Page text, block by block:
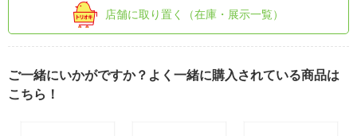
店舗に取り置く（在庫・展示一覧）
ご一緒にいかがですか？よく一緒に購入されている商品は
こちら！